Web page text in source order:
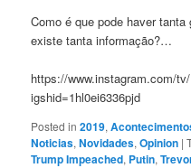
Como é que pode haver
existe tanta informação?…
https://www.instagram.com/
igshid=1hl0ei6336pjd
Posted in 2019,
Noticias,Novidades,Opinion |
Trump Impeached, Putin,